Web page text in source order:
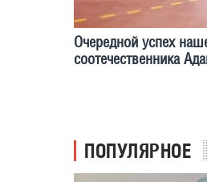
Очередной успех
соотечественника
ПОПУЛЯРНОЕ